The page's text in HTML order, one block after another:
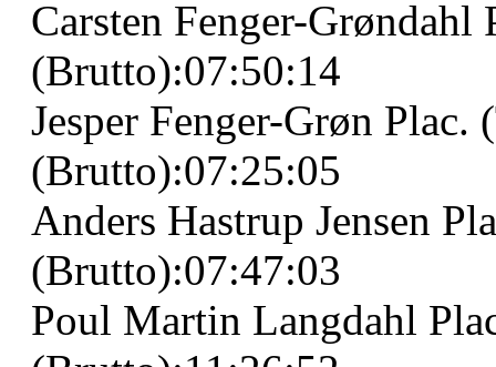
Carsten Fenger-
(Brutto):07:50:14
Jesper Fenger-Grøn
(Brutto):07:25:05
Anders Hastrup Jensen
(Brutto):07:47:03
Poul Martin Langdahl